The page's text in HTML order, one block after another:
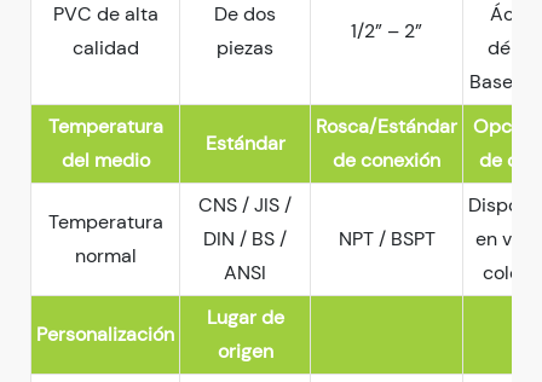
PVC de alta
calidad
De dos
piezas
1/2” – 2”
Ácido
débil
Base
Temperatura
del medio
Estándar
Rosca/Estándar
de conexión
de
Temperatura
normal
CNS / JIS /
DIN / BS /
ANSI
NPT / BSPT
en
Personalización
Lugar de
origen